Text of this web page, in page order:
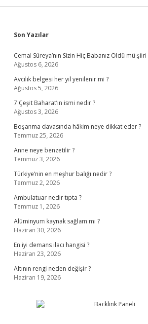
Sidebar
Son Yazılar
Cemal Süreya’nın Sizin Hiç Babanız Öldü mü
Ağustos 6, 2026
Avcılık belgesi her yıl yenilenir mi ?
Ağustos 5, 2026
7 Çeşit Baharat’ın ismi nedir ?
Ağustos 3, 2026
Boşanma davasında hâkim neye dikkat eder ?
Temmuz 25, 2026
Anne neye benzetilir ?
Temmuz 3, 2026
Türkiye’nin en meşhur balığı nedir ?
Temmuz 2, 2026
Ambulatuar nedir tıpta ?
Temmuz 1, 2026
Alüminyum kaynak sağlam mı ?
Haziran 30, 2026
En iyi demans ilacı hangisi ?
Haziran 23, 2026
Altının rengi neden değişir ?
Haziran 19, 2026